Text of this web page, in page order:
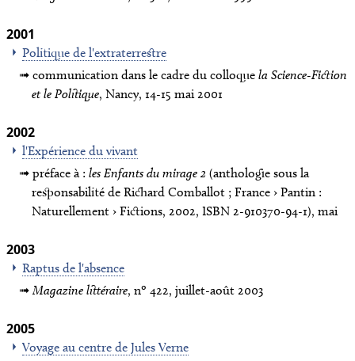
2001
Politique de l'extraterrestre
communication dans le cadre du colloque la Science-Fiction
et le Politique, Nancy, 14-15 mai 2001
2002
l'Expérience du vivant
préface à : les Enfants du mirage 2 (anthologie sous la
responsabilité de Richard Comballot ; France › Pantin :
Naturellement › Fictions, 2002, ISBN 2-910370-94-1), mai
2003
Raptus de l'absence
Magazine littéraire, nº 422, juillet-août 2003
2005
Voyage au centre de Jules Verne